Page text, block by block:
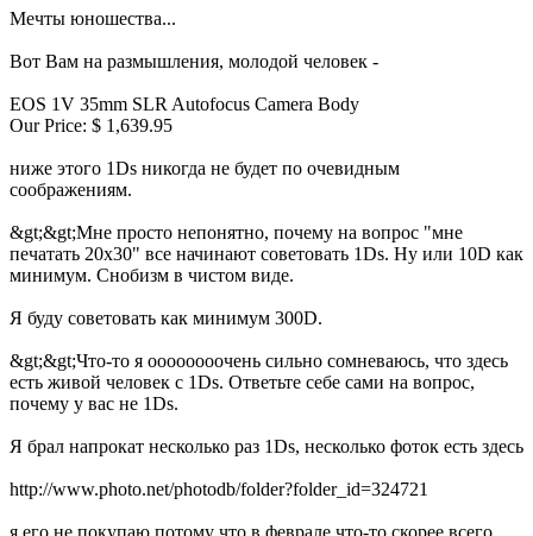
Мечты юношества...
Вот Вам на размышления, молодой человек -
EOS 1V 35mm SLR Autofocus Camera Body
Our Price: $ 1,639.95
ниже этого 1Ds никогда не будет по очевидным
соображениям.
&gt;&gt;Мне просто непонятно, почему на вопрос "мне
печатать 20x30" все начинают советовать 1Ds. Ну или 10D как
минимум. Снобизм в чистом виде.
Я буду советовать как минимум 300D.
&gt;&gt;Что-то я оооооооочень сильно сомневаюсь, что здесь
есть живой человек с 1Ds. Ответьте себе сами на вопрос,
почему у вас не 1Ds.
Я брал напрокат несколько раз 1Ds, несколько фоток есть здесь
http://www.photo.net/photodb/folder?folder_id=324721